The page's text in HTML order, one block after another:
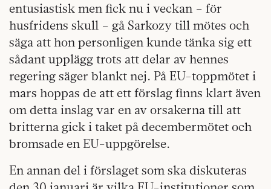
entusiastisk men fick nu i veckan – för
husfridens skull – gå Sarkozy till mötes och
säga att hon personligen kunde tänka sig ett
sådant upplägg trots att delar av hennes
regering säger blankt nej. På EU-toppmötet i
mars hoppas de att ett förslag finns klart även
om detta inslag var en av orsakerna till att
britterna gick i taket på decembermötet och
bromsade en EU-uppgörelse.
En annan del i förslaget som ska diskuteras